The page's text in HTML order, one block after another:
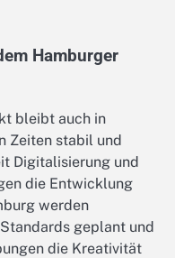
Hamburger
bleibt auch in
Zeiten stabil und
Digitalisierung und
die Entwicklung
werden
geplant und
die Kreativität